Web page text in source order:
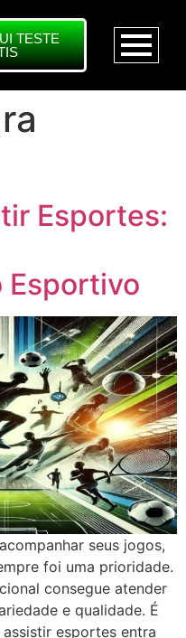
TESTE
Esportes:
Esportivo
seus jogos,
foi uma prioridade.
consegue atender
e qualidade. É
esportes entra